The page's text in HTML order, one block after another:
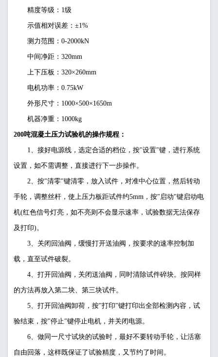
精度等级：1级
示值相对误差：±1%
测力范围：0-2000kN
中间净距：320mm
上下压板：320×260mm
电机功率：0.75kW
外形尺寸：1000×500×1650m
机器净重：1000kg
200吨混凝土压力试验机的操作规程：
1、接好电源线，选定合适的档位，按"设置"键，进行系统
设置，如不需调整，直接进行下一步操作。
2、按"清零"键清零，放入试件，对准中心位置，然后转动
手轮，调整丝杆，使上压力板距试件约5mm，按"启动"键启动电
机(红色信号灯亮，如不亮则不会显示速率，试验数据无法保存
及打印)。
3、关闭回油阀，缓慢打开送油阀，按要求的速率控制加
载，直至试件破裂。
4、打开回油阀，关闭送油阀，同时清除试件碎块。按同样
的方法再放入第二块、第三块试件。
5、打开回油阀卸荷，按"打印"键打印出全部检测内容，试
验结束，按"停止"键停止电机，并关闭电源。
6、做同一尺寸试块的试验时，最好不要转动手轮，让活塞
自由回落，这样既保证了试验精度，又节约了时间。